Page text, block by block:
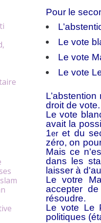
Pour le
Le vote
Le vote
Le vote
droit de
Le vote
avait la
1eret du
zéro, on
Mais ce
dans les
laisser à
Le votre
accepter
résoudre.
Le vote Le
politiques